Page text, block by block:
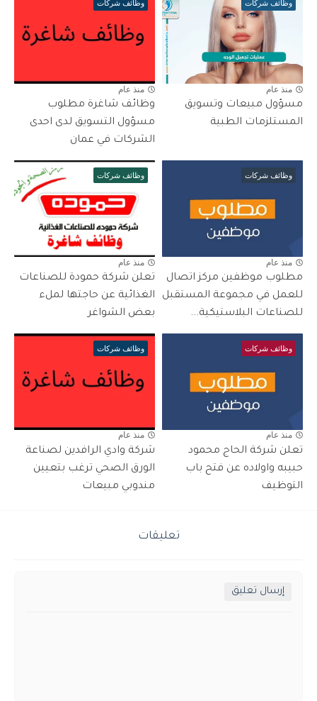
وظائف شركات
منذ عام
مسؤول مبيعات وتسويق
المستلزمات الطبية
وظائف شركات
منذ عام
وظائف شاغرة مطلوب
مسؤول التسويق لدى احدى
الشركات في عمان
وظائف شركات
منذ عام
مطلوب موظفين مركز اتصال
للعمل في مجموعة المستقبل
للصناعات البلاستيكية...
وظائف شركات
منذ عام
تعلن شركة حمودة للصناعات
الغذائية عن حاجتها لملء
بعض الشواغر
وظائف شركات
منذ عام
تعلن شركة الحاج محمود
حبيبه واولاده عن فتح باب
التوظيف
وظائف شركات
منذ عام
شركة وادي الرافدين لصناعة
الورق الصحي ترغب بتعيين
مندوبي مبيعات
تعليقات
إرسال تعليق